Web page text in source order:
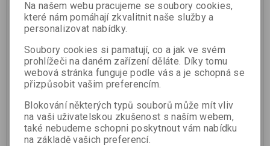
PetDreamHouse lízací
podložka Paw Lick Pad –
světle modrá
PetDreamHouse lízací
podložka Paw Lick Pad –
světle růžová
Na našem webu pracujeme se soubory cookies,
které nám pomáhají zkvalitnit naše služby a
personalizovat nabídky.
Soubory cookies si pamatují, co a jak ve svém
prohlížeči na daném zařízení děláte. Díky tomu
webová stránka funguje podle vás a je schopná se
přizpůsobit vašim preferencím.
Blokování některých typů souborů může mít vliv
na vaši uživatelskou zkušenost s naším webem,
také nebudeme schopni poskytnout vám nabídku
na základě vašich preferencí.